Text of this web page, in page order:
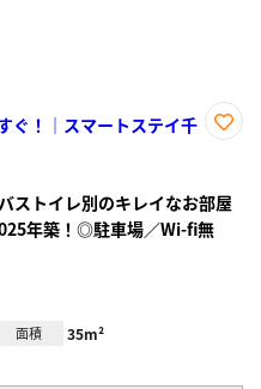
ぐ！｜スマートステイ千
録
ストイレ別のキレイなお部屋
年築！◎駐車場／Wi-fi無
面積 35m²